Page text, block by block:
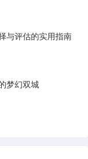
与评估的实用指南
梦幻双城